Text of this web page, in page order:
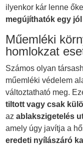
ilyenkor kár lenne
megújíthatók egy
Műemléki
homlokzat
Számos olyan
műemléki védelem
változtatható meg.
tiltott vagy csak
azablakszigetelés
amely úgy javítja a
eredeti nyílászáró